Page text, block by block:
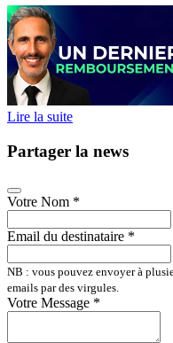
Lire la suite
Partager la news
Votre Nom *
Email du destinataire *
NB : vous pouvez envoyer à
emails par des virgules.
Votre Message *